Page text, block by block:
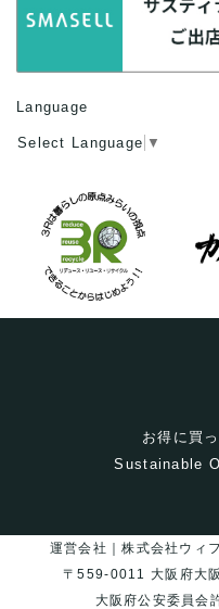
Language
Select Language ▼
お得に買
Sustainable
運営会社｜株式会社ウィ
〒559-0011 大阪府大
大阪府公安委員